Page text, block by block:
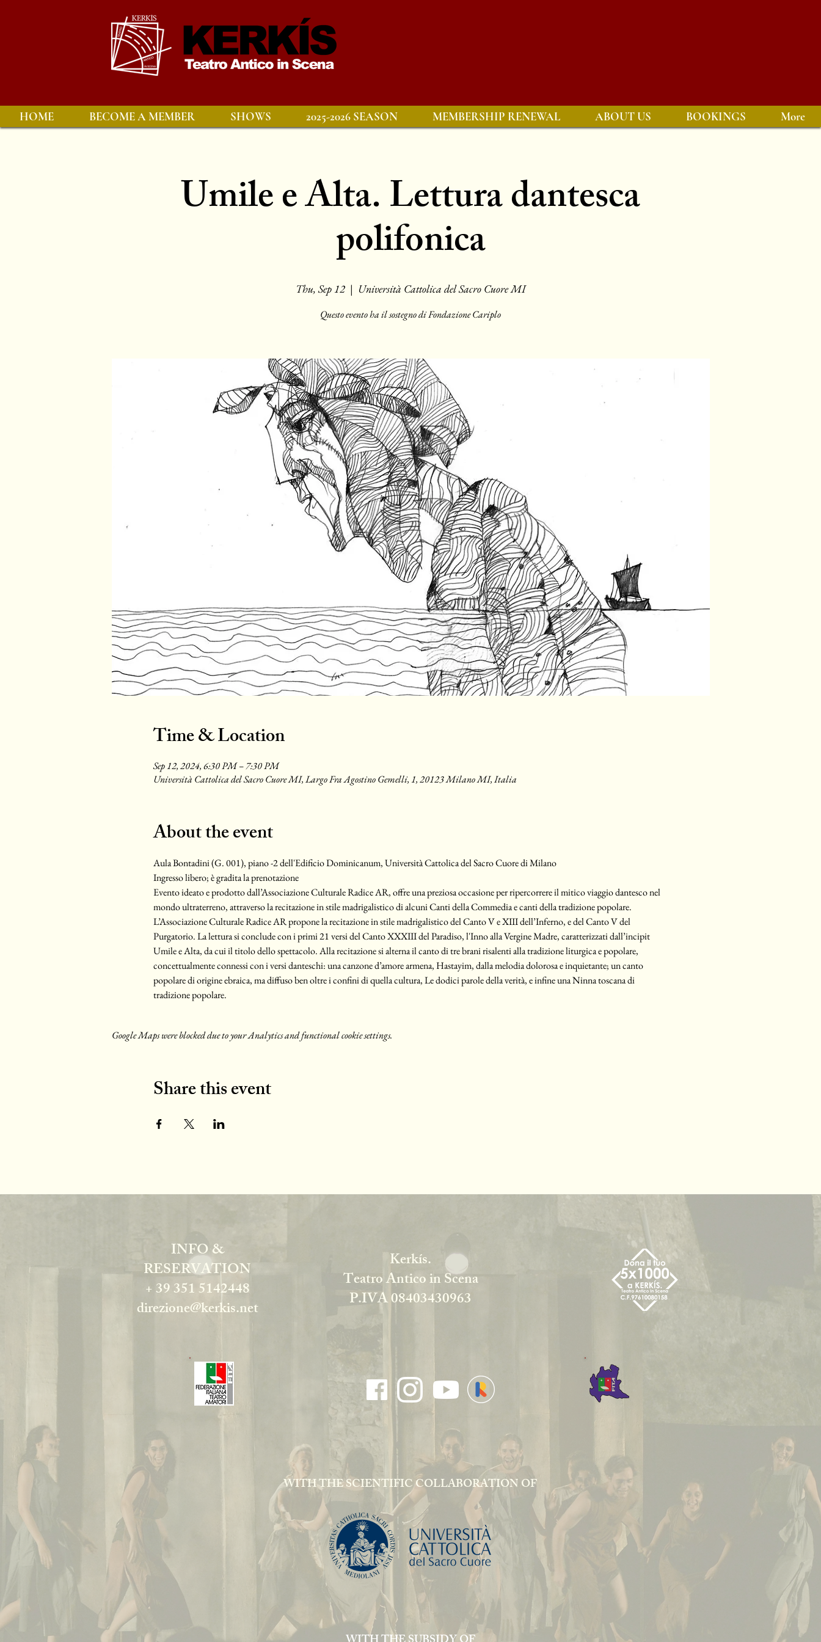
HOME BECOME A MEMBER SHOWS 2025-2026 SEASON MEMBERSHIP RENEWAL ABOUT US BOOKINGS More
Umile e Alta. Lettura dantesca
polifonica
Thu, Sep 12
  |
Università Cattolica del Sacro Cuore MI
Questo evento ha il sostegno di Fondazione Cariplo
Time & Location
Sep 12, 2024, 6:30 PM – 7:30 PM
Università Cattolica del Sacro Cuore MI, Largo Fra Agostino Gemelli, 1, 20123 Milano MI, Italia
About the event
Aula Bontadini (G. 001), piano -2 dell'Edificio Dominicanum, Università Cattolica del Sacro Cuore di Milano
Ingresso libero; è gradita la prenotazione
Evento ideato e prodotto dall’Associazione Culturale Radice AR, offre una preziosa occasione per ripercorrere il mitico viaggio dantesco nel
mondo ultraterreno, attraverso la recitazione in stile madrigalistico di alcuni Canti della Commedia e canti della tradizione popolare.
L’Associazione Culturale Radice AR propone la recitazione in stile madrigalistico del Canto V e XIII dell’Inferno, e del Canto V del
Purgatorio. La lettura si conclude con i primi 21 versi del Canto XXXIII del Paradiso, l'Inno alla Vergine Madre, caratterizzati dall’incipit
Umile e Alta, da cui il titolo dello spettacolo. Alla recitazione si alterna il canto di tre brani risalenti alla tradizione liturgica e popolare,
concettualmente connessi con i versi danteschi: una canzone d’amore armena, Hastayim, dalla melodia dolorosa e inquietante; un canto
popolare di origine ebraica, ma diffuso ben oltre i confini di quella cultura, Le dodici parole della verità, e infine una Ninna toscana di
tradizione popolare.
Google Maps were blocked due to your Analytics and functional cookie settings.
Share this event
INFO &
RESERVATION
+ 39 351 5142448
direzione@kerkis.net
Kerkís.
Teatro Antico in Scena
P.IVA 08403430963
WITH THE SCIENTIFIC COLLABORATION OF